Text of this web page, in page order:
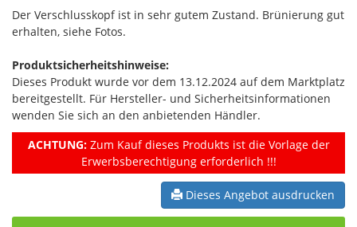
Der Verschlusskopf ist in sehr gutem Zustand. Brünierung gut
erhalten, siehe Fotos.
Produktsicherheitshinweise:
Dieses Produkt wurde vor dem 13.12.2024 auf dem Marktplatz
bereitgestellt. Für Hersteller- und Sicherheitsinformationen
wenden Sie sich an den anbietenden Händler.
ACHTUNG:Zum Kauf dieses Produkts ist die Vorlage der
Erwerbsberechtigung erforderlich !!!
Dieses Angebot ausdrucken